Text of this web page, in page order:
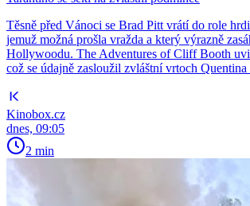
Těsně před Vánoci se Brad Pitt vrátí do role
jemuž možná prošla vražda a který výrazně
Hollywoodu. The Adventures of Cliff Booth
což se údajně zasloužil zvláštní vrtoch Quentina
Kinobox.cz
dnes, 09:05
2 min